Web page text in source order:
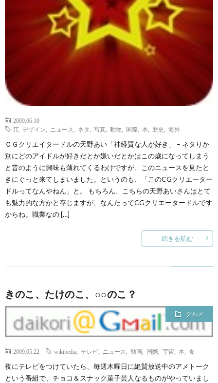
2009.06.10
IT, デザイン ニュース ネタ 写真 動物 国際 本 歴史 海外
ＣＧクリエイタードルの天野あい「神経質な人が好き」 – ネタりか
別にどのアイドルが好きだとか嫌いだとかはこの歳になってしまう
と昔のように興味も薄れてくるわけですが、このニュースを見たと
きにぐっと来てしまいました。というのも、「このCGクリエーター
ドルってなんやねん」と。 もちろん、こちらの天野あいさんはとて
も魅力的な方かと存じますが、なんたってCGクリエータードルです
からね。職業なの […]
続きを読む
きのこ、たけのこ、○○のこ？
グルメ
2009.05.22 wikipedia テレビ ニュース 動画 国際 宇宙 本 食
夜にテレビをつけていたら、毎週木曜日に絶賛放送中のアメトーク
という番組で、チョコ＆スナック菓子芸人なるものがやっていまし